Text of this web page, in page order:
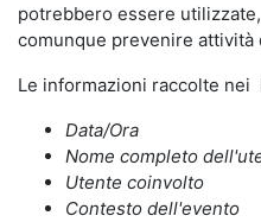
potrebbero essere
comunque prevenire
Le informazioni raccolte
Data/Ora
Nome completo
Utente coinvolto
Contesto dell'evento